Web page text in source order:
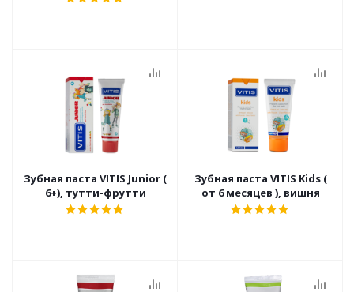
Зубная паста VITIS Junior (
6+), тутти-фрутти
Зубная паста VITIS Kids (
от 6 месяцев ), вишня